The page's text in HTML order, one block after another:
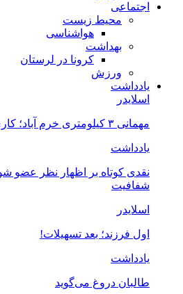
اجتماعی
محیط زیست
هواشناسی
بهداشت
کرونا در لرستان
ورزش
یادداشت
اسلایدر
مهمانی ۳ کیلومتری خرم آباد؛ کاری بزرگ با چند نقد کوچک
یادداشت
نقدی کوتاه بر اظهار نظر عضو
شفافیت
اسلایدر
اول فرزند؛ بعد تسهیلات!
یادداشت
طالبان دروغ می‌گوید